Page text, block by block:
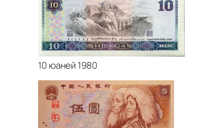
10 юаней 1980